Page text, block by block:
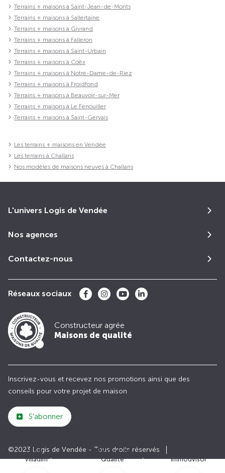
Club
Villadim
Maisons de
Qualité
Immodvisor
Terrains + maisons à Saint-Jean-de-Monts
Terrains + maisons à Sallertaine
Terrains + maisons à Givrand
Terrains + maisons à Falleron
Terrains + maisons à Saint-Urbain
Terrains + maisons à Coëx
Terrains + maisons à Notre-Dame-de-Riez
Terrains + maisons à Froidfond
Terrains + maisons à Beauvoir-sur-Mer
Terrains + maisons à Le Fenouiller
Terrains + maisons à Saint-Gervais
Les terrains + maisons en Vendée
Les terrains à Challans
Nos modèles de maisons neuves à Challans
L'univers Logis de Vendée
Nos agences
Contactez-nous
Réseaux sociaux
Constructeur agrée
Maisons de qualité
Inscrivez-vous et recevez nos promotions ainsi que des
conseils pour votre projet de maison
S'abonner
©2023 Logis de Vendée - Tous droits réservés
Plan du site
Paramètres des cookies